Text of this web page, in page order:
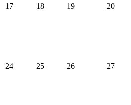
17
18 19 20
24 25 26 27